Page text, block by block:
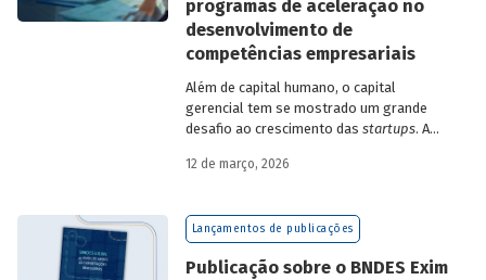
programas de aceleração no
desenvolvimento de
competências empresariais
Além de capital humano, o capital
gerencial tem se mostrado um grande
desafio ao crescimento das startups. A
como programas de aceleração têm
desafio.
12 de março, 2026
Lançamentos de publicações
Publicação sobre o BNDES Exim